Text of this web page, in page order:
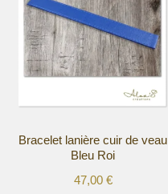
Bracelet lanière cuir de veau
Bleu Roi
47,00 €